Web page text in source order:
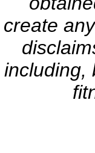
create
including,